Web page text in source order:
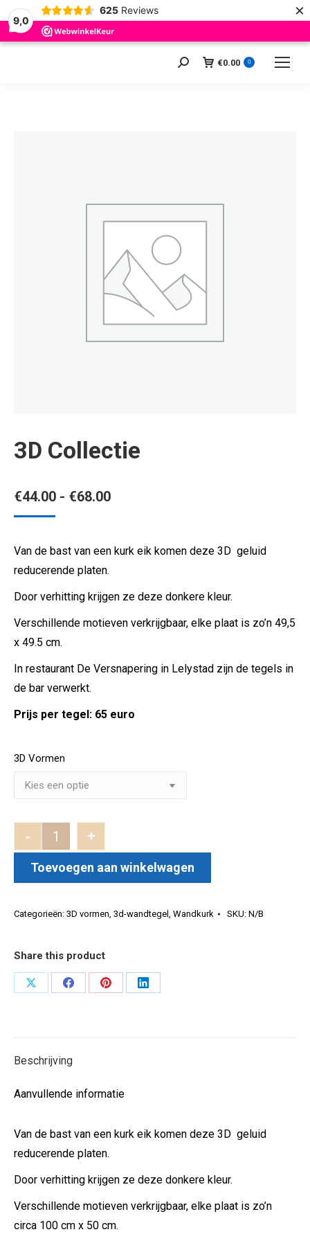
9,0
625 Reviews ×
Zoeken: €0.00 0
3D Collectie
€44.00 - €68.00Prijsklasse:
€68.00
Van de bast van een kurk eik komen deze 3D geluid
reducerende platen.
Door verhitting krijgen ze deze donkere kleur.
Verschillende motieven verkrijgbaar, elke plaat is zo’n 49,5
x 49.5 cm.
In restaurant De Versnapering in Lelystad zijn de tegels in
de bar verwerkt.
Prijs per tegel: 65 euro
3D Vormen
- +
Toevoegen aan winkelwagen
Categorieën: 3D vormen, 3d-wandtegel , Wandkurk SKU: N/B
Share this product
Deel
Deel
Deel
Deel
Beschrijving
Aanvullende informatie
Van de bast van een kurk eik komen deze 3D geluid
reducerende platen.
Door verhitting krijgen ze deze donkere kleur.
Verschillende motieven verkrijgbaar, elke plaat is zo’n
circa 100 cm x 50 cm.